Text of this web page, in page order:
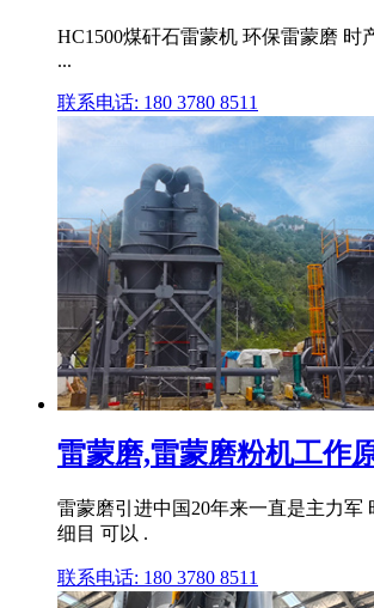
HC1500煤矸石雷蒙机 环保雷蒙磨
...
联系电话: 180 3780 8511
雷蒙磨,雷蒙磨粉机工作
雷蒙磨引进中国20年来一直是主力军
细目 可以 .
联系电话: 180 3780 8511